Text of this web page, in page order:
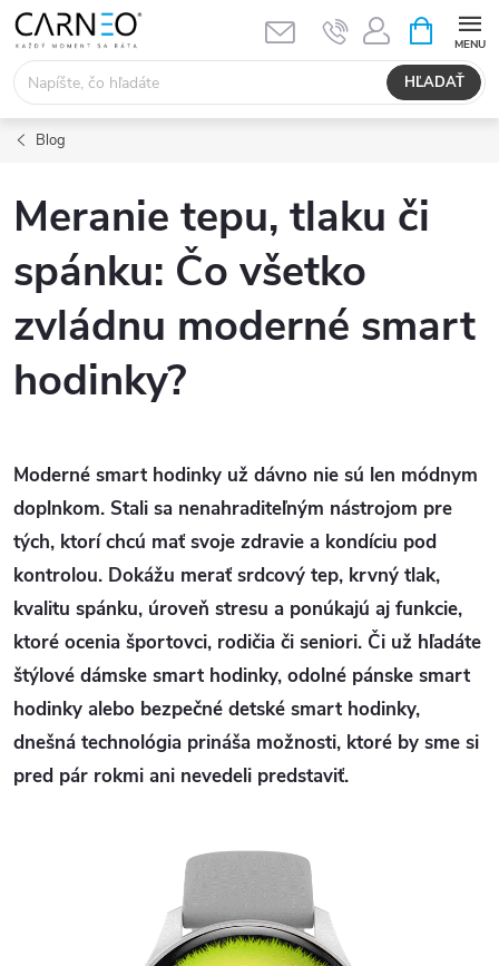
Prejsť
obsah
HĽADAŤ
KOŠÍK
Blog
Meranie tepu, tlaku či
spánku: Čo všetko
zvládnu moderné smart
hodinky?
Moderné smart hodinky už dávno nie sú len módnym
doplnkom. Stali sa nenahraditeľným nástrojom pre
tých, ktorí chcú mať svoje zdravie a kondíciu pod
kontrolou. Dokážu merať srdcový tep, krvný tlak,
kvalitu spánku, úroveň stresu a ponúkajú aj funkcie,
ktoré ocenia športovci, rodičia či seniori. Či už hľadáte
štýlové dámske smart hodinky, odolné pánske smart
hodinky alebo bezpečné detské smart hodinky,
dnešná technológia prináša možnosti, ktoré by sme si
pred pár rokmi ani nevedeli predstaviť.